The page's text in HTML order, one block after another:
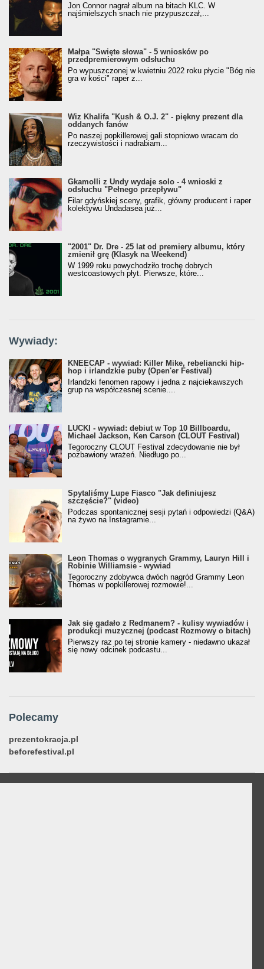
Jon Connor nagrał album na bitach KLC. W
najśmielszych snach nie przypuszczał,...
Małpa "Święte słowa" - 5 wniosków po
przedpremierowym odsłuchu
Po wypuszczonej w kwietniu 2022 roku płycie "Bóg nie
gra w kości" raper z...
Wiz Khalifa "Kush & O.J. 2" - piękny prezent dla
oddanych fanów
Po naszej popkillerowej gali stopniowo wracam do
rzeczywistości i nadrabiam...
Gkamolli z Undy wydaje solo - 4 wnioski z
odsłuchu "Pełnego przepływu"
Filar gdyńskiej sceny, grafik, główny producent i raper
kolektywu Undadasea już...
"2001" Dr. Dre - 25 lat od premiery albumu, który
zmienił grę (Klasyk na Weekend)
W 1999 roku powychodziło trochę dobrych
westcoastowych płyt. Pierwsze, które...
Wywiady:
KNEECAP - wywiad: Killer Mike, rebeliancki hip-
hop i irlandzkie puby (Open'er Festival)
Irlandzki fenomen rapowy i jedna z najciekawszych
grup na współczesnej scenie....
LUCKI - wywiad: debiut w Top 10 Billboardu,
Michael Jackson, Ken Carson (CLOUT Festival)
Tegoroczny CLOUT Festival zdecydowanie nie był
pozbawiony wrażeń. Niedługo po...
Spytaliśmy Lupe Fiasco "Jak definiujesz
szczęście?" (video)
Podczas spontanicznej sesji pytań i odpowiedzi (Q&A)
na żywo na Instagramie...
Leon Thomas o wygranych Grammy, Lauryn Hill i
Robinie Williamsie - wywiad
Tegoroczny zdobywca dwóch nagród Grammy Leon
Thomas w popkillerowej rozmowie!...
Jak się gadało z Redmanem? - kulisy wywiadów i
produkcji muzycznej (podcast Rozmowy o bitach)
Pierwszy raz po tej stronie kamery - niedawno ukazał
się nowy odcinek podcastu...
Polecamy
prezentokracja.pl
beforefestival.pl